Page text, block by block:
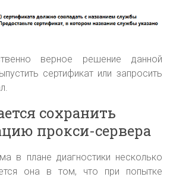
верное решение данной
сертификат или запросить
сохранить
прокси-сервера
в плане диагностики несколько
она в том, что при попытке